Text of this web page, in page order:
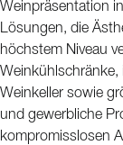
Weinpräsentation
Lösungen, die
höchstem Niveau
Weinkühlschränke,
Weinkeller sowie
und gewerbliche
kompromisslosen